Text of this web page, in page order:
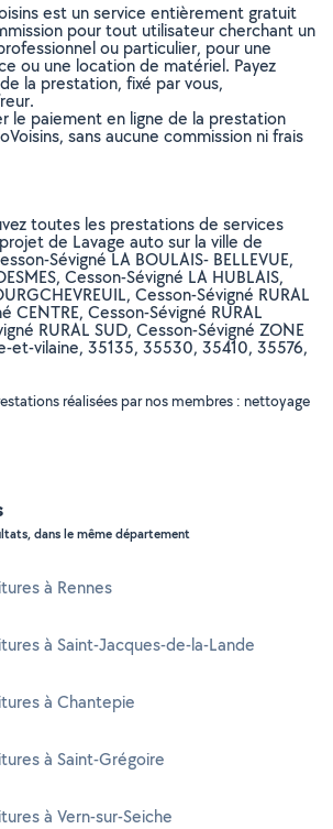
est un service entièrement gratuit
pour tout utilisateur cherchant un
ou particulier, pour une
ou une location de matériel. Payez
la prestation, fixé par vous,
le paiement en ligne de la prestation
sans aucune commission ni frais
toutes les prestations de services
de Lavage auto sur la ville de
Sévigné LA BOULAIS- BELLEVUE,
Cesson-Sévigné LA HUBLAIS,
Cesson-Sévigné RURAL
CENTRE, Cesson-Sévigné RURAL
RURAL SUD, Cesson-Sévigné ZONE
et-vilaine, 35135, 35530, 35410, 35576,
réalisées par nos membres : nettoyage
dans le même département
à Rennes
à Saint-Jacques-de-la-Lande
à Chantepie
à Saint-Grégoire
à Vern-sur-Seiche